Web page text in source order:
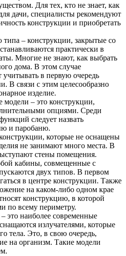
Для тех, кто не знает, как
дачи, специалисты рекомендуют
конструкции и приобретать
типа – конструкции, закрытые со
практически в
Многие не знают, как выбрать
дома. В этом случае
в первую очередь
В связи с этим целесообразно
изделие.
– это конструкции,
опциями. Среди
следует назвать
и паробаню.
которые не оснащены
не занимают много места. В
стены помещения.
кабины, совмещенные с
двух типов. В первом
в центре конструкции. Также
на каком-либо одном крае
конструкцию, в которой
по всему периметру.
это наиболее современные
излучателями, которые
тела. Это, в свою очередь,
на организм. Такие модели